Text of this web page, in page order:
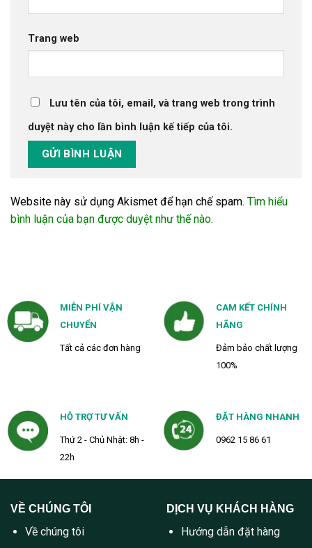
Trang web
Lưu tên của tôi, email, và trang web trong trình
duyệt này cho lần bình luận kế tiếp của tôi.
Website này sử dụng Akismet để hạn chế spam. Tìm hiểu
bình luận của bạn được duyệt như thế nào.
MIỄN PHÍ VẬN
CHUYỂN
Tất cả các đơn hàng
CAM KẾT CHÍNH
HÃNG
Đảm bảo chất lượng
100%
HỖ TRỢ TƯ VẤN
Thứ 2 - Chủ Nhật: 8h -
22h
ĐẶT HÀNG NHANH
0962 15 86 61
VỀ CHÚNG TÔI
Về chúng tôi
DỊCH VỤ KHÁCH HÀNG
Hướng dẫn đặt hàng